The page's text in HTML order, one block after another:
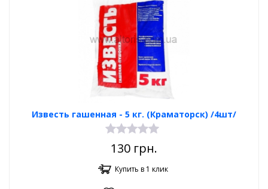
Известь гашенная - 5 кг. (Краматорск) /4шт/
130 грн.
Купить в 1 клик